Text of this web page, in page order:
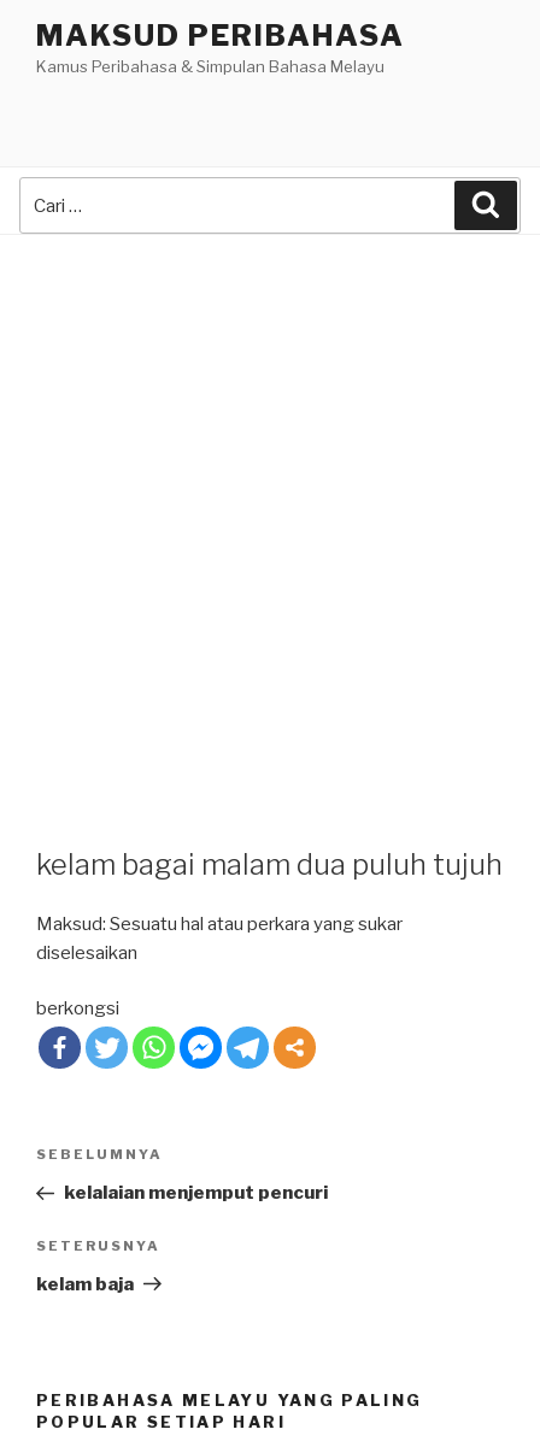
content
MAKSUD PERIBAHASA
Kamus Peribahasa & Simpulan Bahasa Melayu
kelam bagai malam dua puluh tujuh
Maksud: Sesuatu hal atau perkara yang sukar
diselesaikan
berkongsi
Post
Previous
Post
SEBELUMNYA
kelalaian menjemput pencuri
Next
Post
SETERUSNYA
kelam baja
PERIBAHASA MELAYU YANG PALING
POPULAR SETIAP HARI